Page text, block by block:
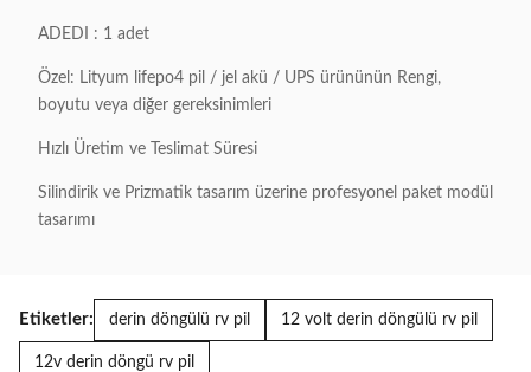
ADEDI : 1 adet
Özel: Lityum lifepo4 pil / jel akü / UPS ürününün Rengi,
boyutu veya diğer gereksinimleri
Hızlı Üretim ve Teslimat Süresi
Silindirik ve Prizmatik tasarım üzerine profesyonel paket modül
tasarımı
Etiketler: derin döngülü rv pil 12 volt derin döngülü rv pil
12v derin döngü rv pil